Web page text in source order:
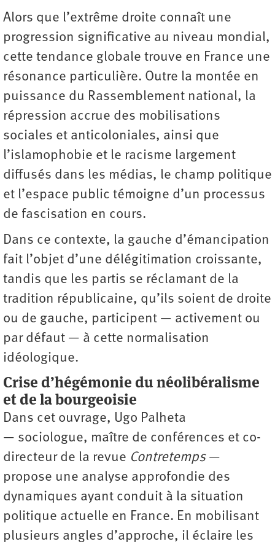
Alors que l’extrême droite connaît une
progression significative au niveau mondial,
cette tendance globale trouve en France une
résonance particulière. Outre la montée en
puissance du Rassemblement national, la
répression accrue des mobilisations
sociales et anticoloniales, ainsi que
l’islamo­phobie et le racisme largement
diffusés dans les médias, le champ politique
et l’espace public témoigne d’un processus
de fascisation en cours.
Dans ce contexte, la gauche d’émancipation
fait l’objet d’une délégitimation croissante,
tandis que les partis se réclamant de la
tradition républicaine, qu’ils soient de droite
ou de gauche, participent — activement ou
par défaut — à cette normalisation
idéologique.
Crise d’hégémonie du néolibéralisme
et de la bourgeoisie
Dans cet ouvrage, Ugo Palheta
— sociologue, maître de conférences et co-
directeur de la revue Contretemps—
propose une analyse approfondie des
dynamiques ayant conduit à la situation
politique actuelle en France. En mobilisant
plusieurs angles d’approche, il éclaire les